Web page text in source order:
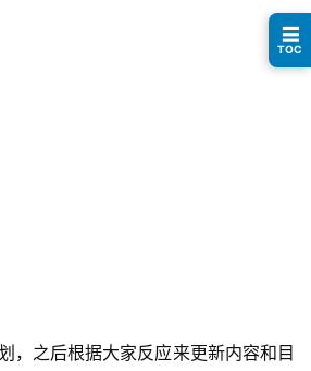
，之后根据大家反应来更新内容和目
☰
TOC